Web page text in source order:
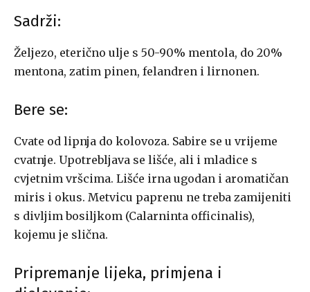
Sadrži:
Željezo, eterično ulje s 50-90% mentola, do 20%
mentona, zatim pinen, felandren i lirnonen.
Bere se:
Cvate od lipnja do kolovoza. Sabire se u vrijeme
cvatnje. Upotrebljava se lišće, ali i mladice s
cvjetnim vršcima. Lišće irna ugodan i aromatičan
miris i okus. Metvicu paprenu ne treba zamijeniti
s divljim bosiljkom (Calarninta officinalis),
kojemu je slična.
Pripremanje lijeka, primjena i